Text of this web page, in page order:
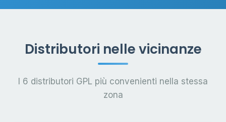
Distributori nelle vicinanze
I 6 distributori GPL più convenienti nella stessa
zona